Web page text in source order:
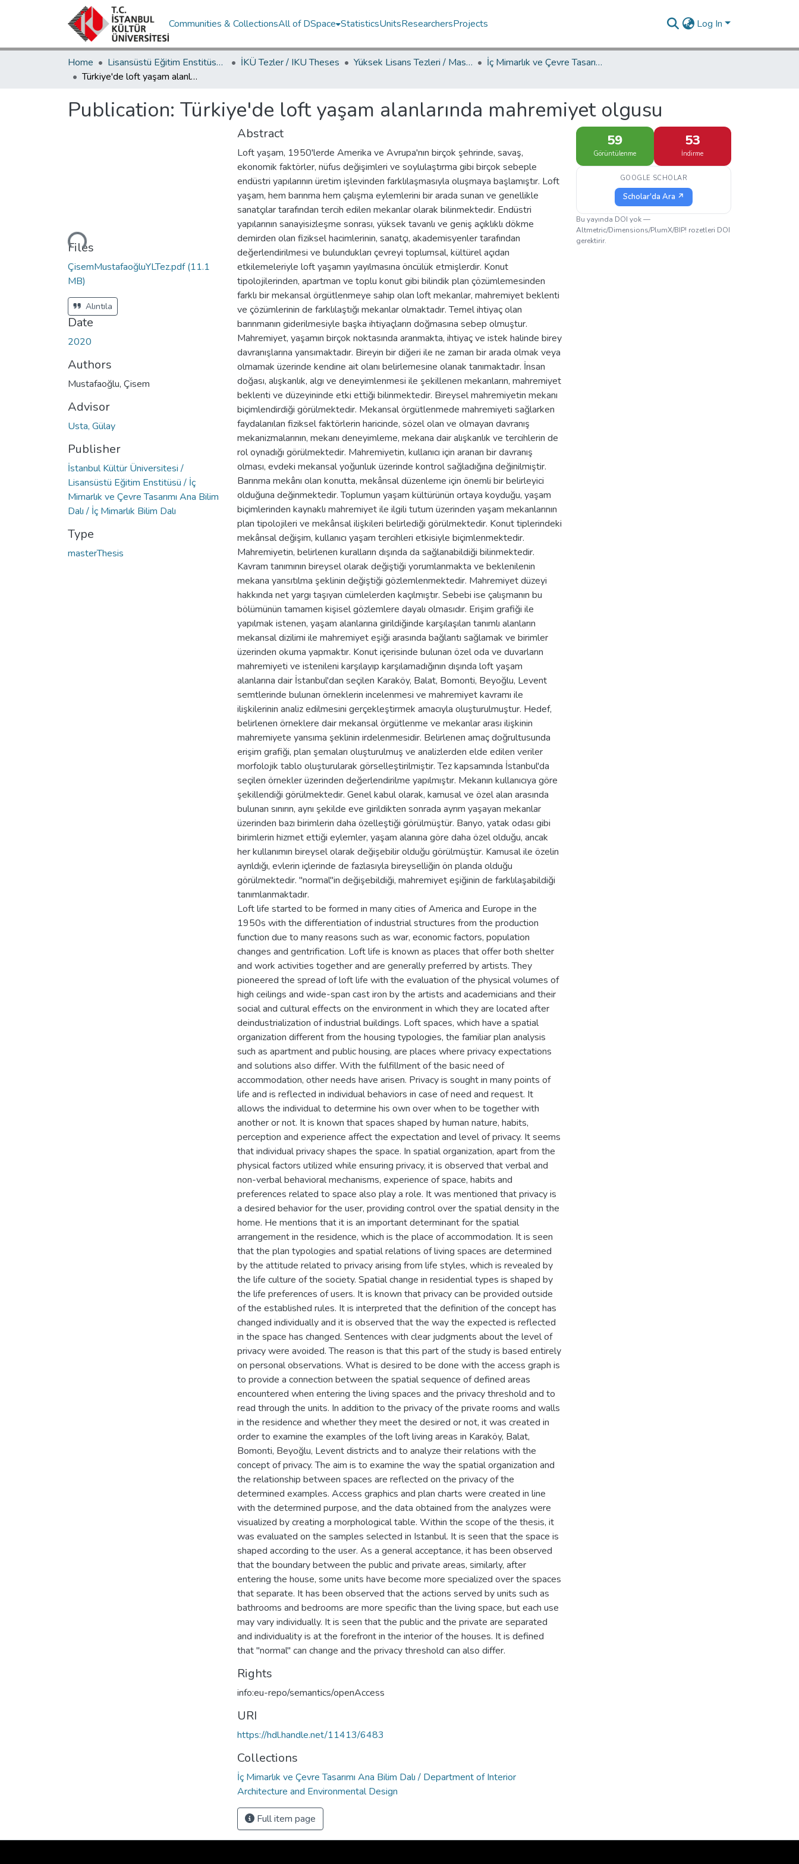
Communities & CollectionsAll of DSpace StatisticsUnitsResearchersProjects Log In
Home Lisansüstü Eğitim Enstitüsü / Postgraduate Education Institute İKÜ Tezler / IKU Theses Yüksek Lisans Tezleri / Master's Theses
İç Mimarlık ve Çevre Tasarımı Ana Bilim Dalı / Department of Interior Architecture and Environmental Design
Türkiye'de loft yaşam alanlarında mahremiyet olgusu
Publication: Türkiye'de loft yaşam alanlarında mahremiyet olgusu
Loading...
Files
ÇisemMustafaoğluYLTez.pdf(11.1
MB)
Alıntıla
Date
2020
Authors
Mustafaoğlu, Çisem
Advisor
Usta, Gülay
Publisher
İstanbul Kültür Üniversitesi /
Lisansüstü Eğitim Enstitüsü / İç
Mimarlık ve Çevre Tasarımı Ana Bilim
Dalı / İç Mimarlık Bilim Dalı
Type
masterThesis
Abstract
Loft yaşam, 1950'lerde Amerika ve Avrupa'nın birçok şehrinde, savaş,
ekonomik faktörler, nüfus değişimleri ve soylulaştırma gibi birçok sebeple
endüstri yapılarının üretim işlevinden farklılaşmasıyla oluşmaya başlamıştır. Loft
yaşam, hem barınma hem çalışma eylemlerini bir arada sunan ve genellikle
sanatçılar tarafından tercih edilen mekanlar olarak bilinmektedir. Endüstri
yapılarının sanayisizleşme sonrası, yüksek tavanlı ve geniş açıklıklı dökme
demirden olan fiziksel hacimlerinin, sanatçı, akademisyenler tarafından
değerlendirilmesi ve bulundukları çevreyi toplumsal, kültürel açıdan
etkilemeleriyle loft yaşamın yayılmasına öncülük etmişlerdir. Konut
tipolojilerinden, apartman ve toplu konut gibi bilindik plan çözümlemesinden
farklı bir mekansal örgütlenmeye sahip olan loft mekanlar, mahremiyet beklenti
ve çözümlerinin de farklılaştığı mekanlar olmaktadır. Temel ihtiyaç olan
barınmanın giderilmesiyle başka ihtiyaçların doğmasına sebep olmuştur.
Mahremiyet, yaşamın birçok noktasında aranmakta, ihtiyaç ve istek halinde birey
davranışlarına yansımaktadır. Bireyin bir diğeri ile ne zaman bir arada olmak veya
olmamak üzerinde kendine ait olanı belirlemesine olanak tanımaktadır. İnsan
doğası, alışkanlık, algı ve deneyimlenmesi ile şekillenen mekanların, mahremiyet
beklenti ve düzeyininde etki ettiği bilinmektedir. Bireysel mahremiyetin mekanı
biçimlendirdiği görülmektedir. Mekansal örgütlenmede mahremiyeti sağlarken
faydalanılan fiziksel faktörlerin haricinde, sözel olan ve olmayan davranış
mekanizmalarının, mekanı deneyimleme, mekana dair alışkanlık ve tercihlerin de
rol oynadığı görülmektedir. Mahremiyetin, kullanıcı için aranan bir davranış
olması, evdeki mekansal yoğunluk üzerinde kontrol sağladığına değinilmiştir.
Barınma mekânı olan konutta, mekânsal düzenleme için önemli bir belirleyici
olduğuna değinmektedir. Toplumun yaşam kültürünün ortaya koyduğu, yaşam
biçimlerinden kaynaklı mahremiyet ile ilgili tutum üzerinden yaşam mekanlarının
plan tipolojileri ve mekânsal ilişkileri belirlediği görülmektedir. Konut tiplerindeki
mekânsal değişim, kullanıcı yaşam tercihleri etkisiyle biçimlenmektedir.
Mahremiyetin, belirlenen kuralların dışında da sağlanabildiği bilinmektedir.
Kavram tanımının bireysel olarak değiştiği yorumlanmakta ve beklenilenin
mekana yansıtılma şeklinin değiştiği gözlemlenmektedir. Mahremiyet düzeyi
hakkında net yargı taşıyan cümlelerden kaçılmıştır. Sebebi ise çalışmanın bu
bölümünün tamamen kişisel gözlemlere dayalı olmasıdır. Erişim grafiği ile
yapılmak istenen, yaşam alanlarına girildiğinde karşılaşılan tanımlı alanların
mekansal dizilimi ile mahremiyet eşiği arasında bağlantı sağlamak ve birimler
üzerinden okuma yapmaktır. Konut içerisinde bulunan özel oda ve duvarların
mahremiyeti ve istenileni karşılayıp karşılamadığının dışında loft yaşam
alanlarına dair İstanbul'dan seçilen Karaköy, Balat, Bomonti, Beyoğlu, Levent
semtlerinde bulunan örneklerin incelenmesi ve mahremiyet kavramı ile
ilişkilerinin analiz edilmesini gerçekleştirmek amacıyla oluşturulmuştur. Hedef,
belirlenen örneklere dair mekansal örgütlenme ve mekanlar arası ilişkinin
mahremiyete yansıma şeklinin irdelenmesidir. Belirlenen amaç doğrultusunda
erişim grafiği, plan şemaları oluşturulmuş ve analizlerden elde edilen veriler
morfolojik tablo oluşturularak görselleştirilmiştir. Tez kapsamında İstanbul'da
seçilen örnekler üzerinden değerlendirilme yapılmıştır. Mekanın kullanıcıya göre
şekillendiği görülmektedir. Genel kabul olarak, kamusal ve özel alan arasında
bulunan sınırın, aynı şekilde eve girildikten sonrada ayrım yaşayan mekanlar
üzerinden bazı birimlerin daha özelleştiği görülmüştür. Banyo, yatak odası gibi
birimlerin hizmet ettiği eylemler, yaşam alanına göre daha özel olduğu, ancak
her kullanımın bireysel olarak değişebilir olduğu görülmüştür. Kamusal ile özelin
ayrıldığı, evlerin içlerinde de fazlasıyla bireyselliğin ön planda olduğu
görülmektedir. "normal"in değişebildiği, mahremiyet eşiğinin de farklılaşabildiği
tanımlanmaktadır.
Loft life started to be formed in many cities of America and Europe in the
1950s with the differentiation of industrial structures from the production
function due to many reasons such as war, economic factors, population
changes and gentrification. Loft life is known as places that offer both shelter
and work activities together and are generally preferred by artists. They
pioneered the spread of loft life with the evaluation of the physical volumes of
high ceilings and wide-span cast iron by the artists and academicians and their
social and cultural effects on the environment in which they are located after
deindustrialization of industrial buildings. Loft spaces, which have a spatial
organization different from the housing typologies, the familiar plan analysis
such as apartment and public housing, are places where privacy expectations
and solutions also differ. With the fulfillment of the basic need of
accommodation, other needs have arisen. Privacy is sought in many points of
life and is reflected in individual behaviors in case of need and request. It
allows the individual to determine his own over when to be together with
another or not. It is known that spaces shaped by human nature, habits,
perception and experience affect the expectation and level of privacy. It seems
that individual privacy shapes the space. In spatial organization, apart from the
physical factors utilized while ensuring privacy, it is observed that verbal and
non-verbal behavioral mechanisms, experience of space, habits and
preferences related to space also play a role. It was mentioned that privacy is
a desired behavior for the user, providing control over the spatial density in the
home. He mentions that it is an important determinant for the spatial
arrangement in the residence, which is the place of accommodation. It is seen
that the plan typologies and spatial relations of living spaces are determined
by the attitude related to privacy arising from life styles, which is revealed by
the life culture of the society. Spatial change in residential types is shaped by
the life preferences of users. It is known that privacy can be provided outside
of the established rules. It is interpreted that the definition of the concept has
changed individually and it is observed that the way the expected is reflected
in the space has changed. Sentences with clear judgments about the level of
privacy were avoided. The reason is that this part of the study is based entirely
on personal observations. What is desired to be done with the access graph is
to provide a connection between the spatial sequence of defined areas
encountered when entering the living spaces and the privacy threshold and to
read through the units. In addition to the privacy of the private rooms and walls
in the residence and whether they meet the desired or not, it was created in
order to examine the examples of the loft living areas in Karaköy, Balat,
Bomonti, Beyoğlu, Levent districts and to analyze their relations with the
concept of privacy. The aim is to examine the way the spatial organization and
the relationship between spaces are reflected on the privacy of the
determined examples. Access graphics and plan charts were created in line
with the determined purpose, and the data obtained from the analyzes were
visualized by creating a morphological table. Within the scope of the thesis, it
was evaluated on the samples selected in Istanbul. It is seen that the space is
shaped according to the user. As a general acceptance, it has been observed
that the boundary between the public and private areas, similarly, after
entering the house, some units have become more specialized over the spaces
that separate. It has been observed that the actions served by units such as
bathrooms and bedrooms are more specific than the living space, but each use
may vary individually. It is seen that the public and the private are separated
and individuality is at the forefront in the interior of the houses. It is defined
that "normal" can change and the privacy threshold can also differ.
Rights
info:eu-repo/semantics/openAccess
URI
https://hdl.handle.net/11413/6483
Collections
İç Mimarlık ve Çevre Tasarımı Ana Bilim Dalı / Department of Interior
Architecture and Environmental Design
Full item page
59
Görüntülenme
53
İndirme
GOOGLE SCHOLAR
Scholar'da Ara ↗
Bu yayında DOI yok —
Altmetric/Dimensions/PlumX/BIP! rozetleri DOI
gerektirir.